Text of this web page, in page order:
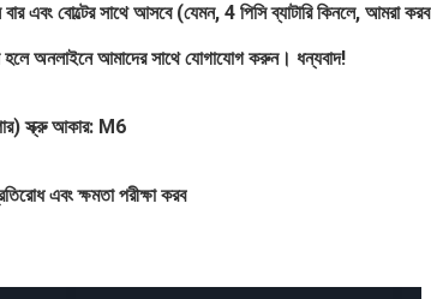
এবং বোল্টের সাথে আসবে (যেমন, 4 পিসি ব্যাটারি কিনলে, আমরা করব
অনলাইনে আমাদের সাথে যোগাযোগ করুন। ধন্যবাদ!
স্ক্রু আকার: M6
এবং ক্ষমতা পরীক্ষা করব